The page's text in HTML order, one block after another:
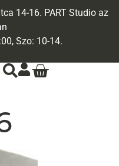
14-16. PART Studio az
Szo: 10-14.